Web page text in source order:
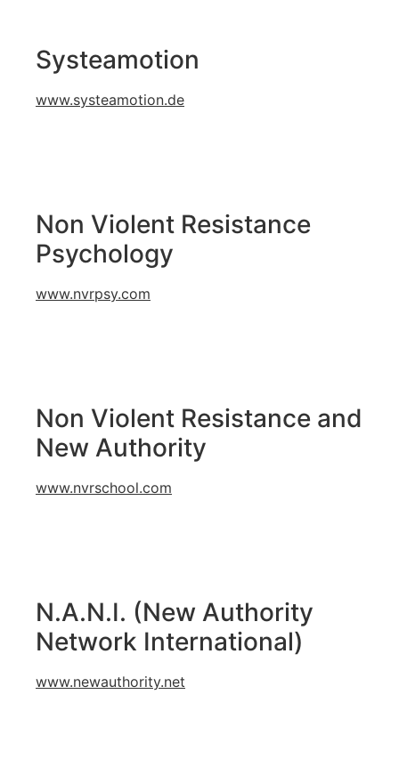
Systeamotion
www.systeamotion.de
Non Violent Resistance
Psychology
www.nvrpsy.com
Non Violent Resistance and
New Authority
www.nvrschool.com
N.A.N.I. (New Authority
Network International)
www.newauthority.net